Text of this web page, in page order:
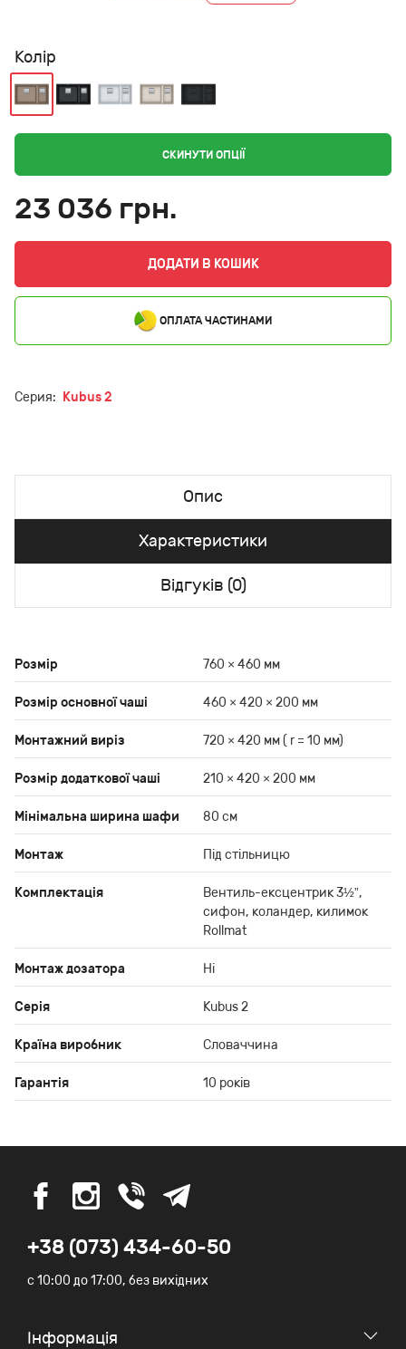
Колір
СКИНУТИ ОПЦІЇ
23 036 грн.
ДОДАТИ В КОШИК
ОПЛАТА ЧАСТИНАМИ
Серия: Kubus 2
Опис
Характеристики
Відгуків (0)
Розмір 760 × 460 мм
Розмір основної чаші 460 × 420 × 200 мм
Монтажний виріз 720 × 420 мм ( r = 10 мм)
Розмір додаткової чаші 210 × 420 × 200 мм
Мінімальна ширина шафи 80 см
Монтаж Під стільницю
Комплектація
Вентиль-ексцентрик 3½”,
сифон, коландер, килимок
Rollmat
Монтаж дозатора Ні
Серія Kubus 2
Країна виробник Словаччина
Гарантія 10 років
+38 (073) 434-60-50
c 10:00 до 17:00, без вихідних
Iнформація